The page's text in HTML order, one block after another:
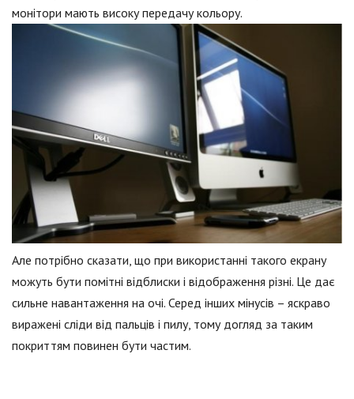
монітори мають високу передачу кольору.
Але потрібно сказати, що при використанні такого екрану
можуть бути помітні відблиски і відображення різні. Це дає
сильне навантаження на очі. Серед інших мінусів – яскраво
виражені сліди від пальців і пилу, тому догляд за таким
покриттям повинен бути частим.